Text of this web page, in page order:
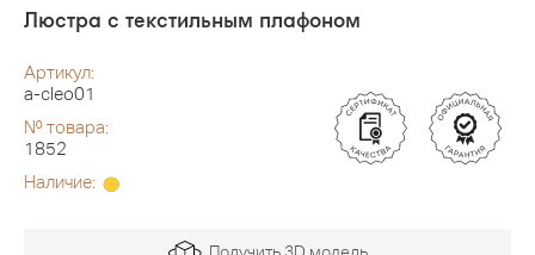
Люстра с текстильным плафоном
Артикул:
a-cleo01
№ товара:
1852
Наличие: